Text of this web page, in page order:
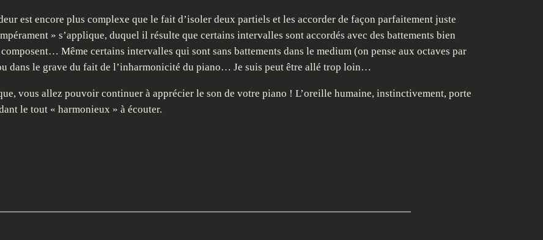
est encore plus complexe que le fait d’isoler deux partiels et les accorder de façon parfaitement juste
» s’applique, duquel il résulte que certains intervalles sont accordés avec des battements bien
Même certains intervalles qui sont sans battements dans le medium (on pense aux octaves par
dans le grave du fait de l’inharmonicité du piano… Je suis peut être allé trop loin…
vous allez pouvoir continuer à apprécier le son de votre piano ! L’oreille humaine, instinctivement, porte
le tout « harmonieux » à écouter.